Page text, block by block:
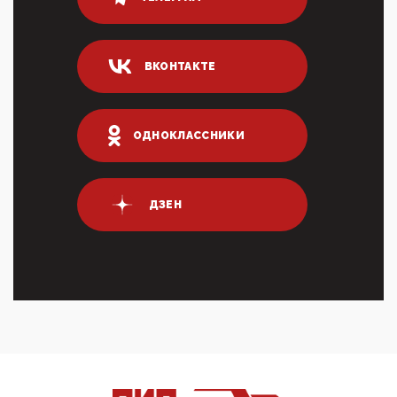
80% сирийцев в ФРГ должны вернуться на родину.
04:47, 10 Апреля 2026
ИНН для переводов по СБП это первый шаг из
логических двухЗаполнение ИНН при любых
переводах по ...
03:35, 10 Апреля 2026
Суммарное вознаграждение менеджменту в 15
крупных банках по итогам 2025 года превысило 63
03:01, 10 Апреля 2026
Террорист и убийца Буданов вальяжно сообщил,
что союзники просили Киев не наносить удары по
входМошенники активно пользуются аккаунтами на
ВКОНТАКТЕ
ОДНОКЛАССНИКИ
ДЗЕН